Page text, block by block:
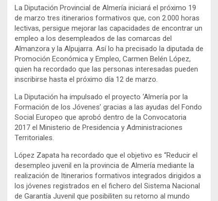
La Diputación Provincial de Almería iniciará el próximo 19
de marzo tres itinerarios formativos que, con 2.000 horas
lectivas, persigue mejorar las capacidades de encontrar un
empleo a los desempleados de las comarcas del
Almanzora y la Alpujarra. Así lo ha precisado la diputada de
Promoción Económica y Empleo, Carmen Belén López,
quien ha recordado que las personas interesadas pueden
inscribirse hasta el próximo día 12 de marzo.
La Diputación ha impulsado el proyecto ‘Almería por la
Formación de los Jóvenes’ gracias a las ayudas del Fondo
Social Europeo que aprobó dentro de la Convocatoria
2017 el Ministerio de Presidencia y Administraciones
Territoriales.
López Zapata ha recordado que el objetivo es “Reducir el
desempleo juvenil en la provincia de Almería mediante la
realización de Itinerarios formativos integrados dirigidos a
los jóvenes registrados en el fichero del Sistema Nacional
de Garantía Juvenil que posibiliten su retorno al mundo